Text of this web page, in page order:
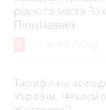
рідного міста
Піонткевич
Тарифи на
України.